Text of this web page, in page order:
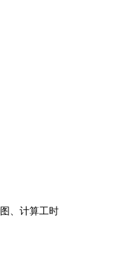
、计算工时